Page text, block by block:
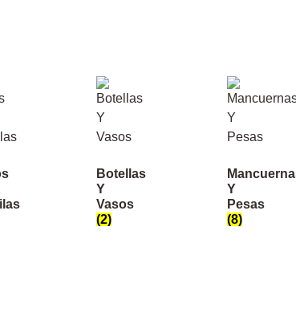
Botellas
Y
Vasos
(2)
Y
Pesas
(8)